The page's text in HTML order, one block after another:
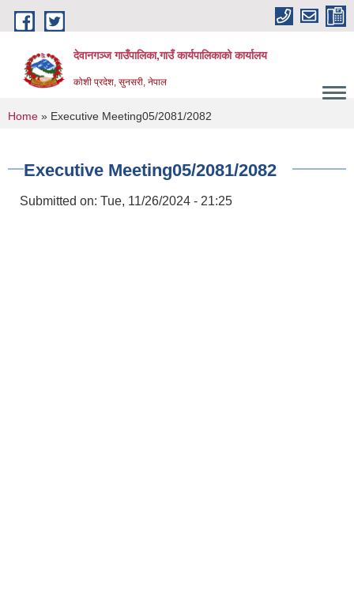
Skip to main content
देवानगञ्ज गाउँपालिका,गाउँ कार्यपालिकाको कार्यालय
कोशी प्रदेश, सुनसरी, नेपाल
You are here
Home » Executive Meeting05/2081/2082
Executive Meeting05/2081/2082
Submitted on: Tue, 11/26/2024 - 21:25